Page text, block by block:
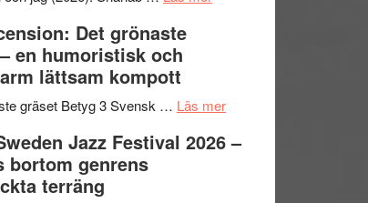
åretsFilmstadens
stipendium
Det grönaste
en humoristisk och
lättsam kompott
gräset Betyg 3 Svensk … Läs merom
Det
Jazz Festival 2026 –
bortom genrens
terräng